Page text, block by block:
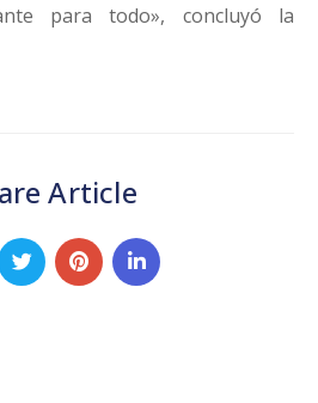
para todo», concluyó la
Article